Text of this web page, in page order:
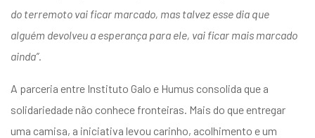
do terremoto vai ficar marcado, mas talvez esse dia que
alguém devolveu a esperança para ele, vai ficar mais marcado
ainda”.
A parceria entre Instituto Galo e Humus consolida que a
solidariedade não conhece fronteiras. Mais do que entregar
uma camisa, a iniciativa levou carinho, acolhimento e um